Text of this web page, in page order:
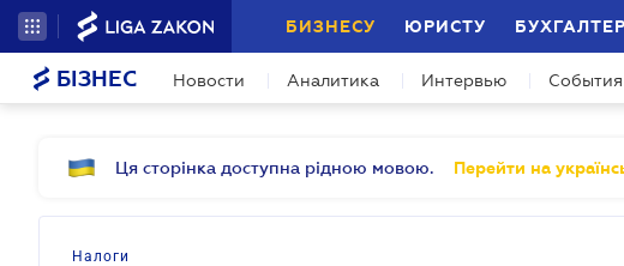
БИЗНЕСУ ЮРИСТУ
БІЗНЕС Новости Аналитика Интервью События
Ця сторінка доступна рідною мовою. Перейти на
Налоги